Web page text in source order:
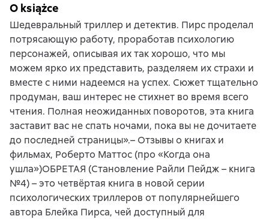
O książce
Шедевральный триллер и детектив. Пирс проделал
потрясающую работу, проработав психологию
персонажей, описывая их так хорошо, что мы
можем ярко их представить, разделяем их страхи и
вместе с ними надеемся на успех. Сюжет тщательно
продуман, ваш интерес не стихнет во время всего
чтения. Полная неожиданных поворотов, эта книга
заставит вас не спать ночами, пока вы не дочитаете
до последней страницы».– Отзывы о книгах и
фильмах, Роберто Маттос (про «Когда она
ушла»)ОБРЕТАЯ (Становление Райли Пейдж – книга
№4) – это четвёртая книга в новой серии
психологических триллеров от популярнейшего
автора Блейка Пирса, чей доступный для